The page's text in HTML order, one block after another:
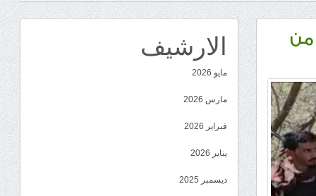
من الارشيف
مايو 2026
مارس 2026
فبراير 2026
يناير 2026
ديسمبر 2025